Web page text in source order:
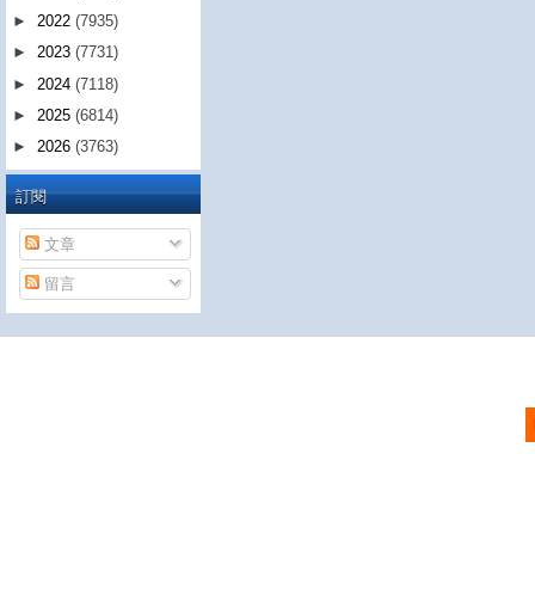
► 2022 (7935)
► 2023 (7731)
► 2024 (7118)
► 2025 (6814)
► 2026 (3763)
訂閱
文章
留言